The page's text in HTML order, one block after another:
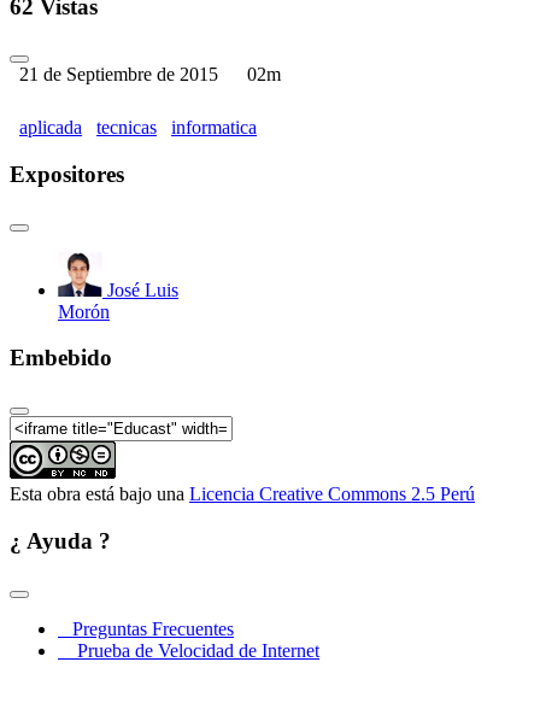
CURSO TÉCNICAS EN INFORMÁTICA
62 Vistas
21 de Septiembre de 2015 02m
aplicada tecnicas informatica
Expositores
José Luis
Morón
Embebido
Esta obra está bajo una Licencia Creative Commons 2.5 Perú
¿ Ayuda ?
Preguntas Frecuentes
Prueba de Velocidad de Internet